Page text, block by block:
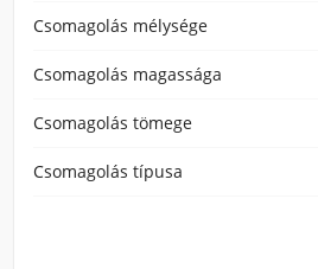
Csomagolás mélysége
Csomagolás magassága
Csomagolás tömege
Csomagolás típusa